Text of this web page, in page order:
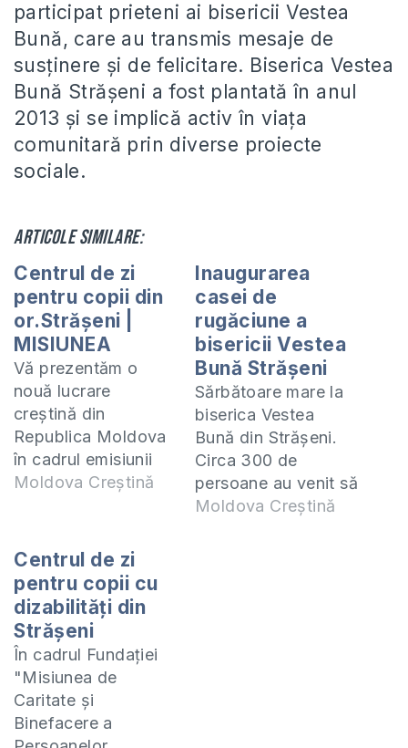
participat prieteni ai bisericii Vestea
Bună, care au transmis mesaje de
susținere și de felicitare. Biserica Vestea
Bună Strășeni a fost plantată în anul
2013 și se implică activ în viața
comunitară prin diverse proiecte
sociale.
Articole similare:
Centrul de zi
pentru copii din
or.Strășeni |
MISIUNEA
Vă prezentăm o
nouă lucrare
creștină din
Republica Moldova
în cadrul emisiunii
Misiunea.De
clubul pentru copii
și adolescenți din
cadrul Bisericii
Vestea Bună,
or.Strășeni. Zilnic,
după școală, zeci
de copii studiază
Cuvântul lui
Dumnezeu, se
Moldova Creștină
Inaugurarea
casei de
rugăciune a
bisericii Vestea
Bună Strășeni
Sărbătoare mare la
biserica Vestea
Bună din Strășeni.
Circa 300 de
persoane au venit să
împărtășească
Moldova Creștină
Centrul de zi
pentru copii cu
dizabilități din
Strășeni
În cadrul Fundației
"Misiunea de
Caritate și
Binefacere a